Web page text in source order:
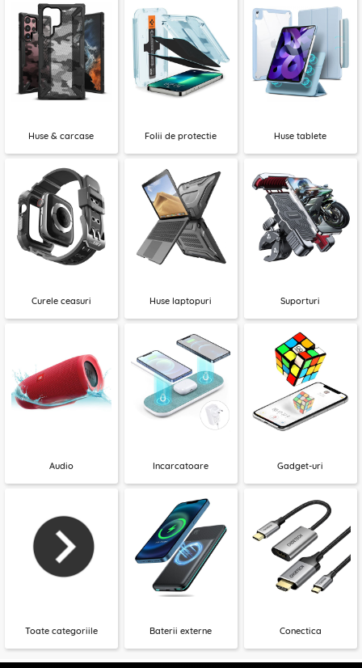
Huse & carcase Folii de protectie Huse tablete
Curele ceasuri Huse laptopuri Suporturi
Audio Incarcatoare Gadget-uri
Toate categoriile Baterii externe Conectica